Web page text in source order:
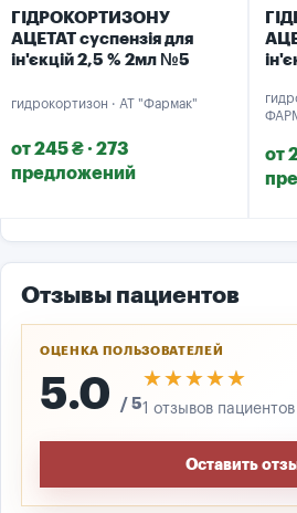
ГІДРОКОРТИЗОНУ
АЦЕТАТ суспензія для
ін'єкцій 2,5 % 2мл №5
гидрокортизон · АТ "Фармак"
от 245 ₴ · 273
предложений
от
Отзывы пациентов
ОЦЕНКА ПОЛЬЗОВАТЕЛЕЙ
5.0 / 5
★★★★★
★★★★★
1 отзывов пациентов
Оставить